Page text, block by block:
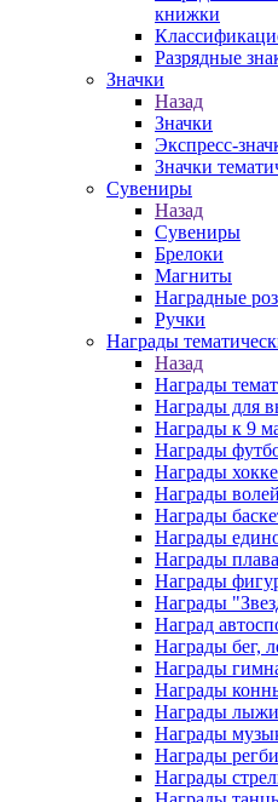
книжки
Разрядные
Значки
Назад
Значки
Экспресс-
Значки
Сувениры
Назад
Сувениры
Брелоки
Магниты
Наградные
Ручки
Награды
Назад
Награды
Награды для
Награды к 9
Награды
Награды
Награды
Награды
Награды
Награды
Награды
Награды
Наград
Награды бег,
Награды
Награды
Награды лыжи
Награды
Награды регби
Награды